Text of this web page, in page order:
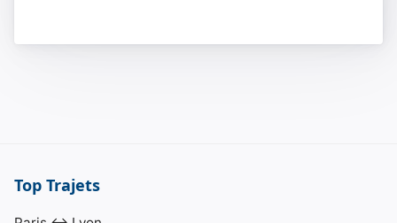
Top Trajets